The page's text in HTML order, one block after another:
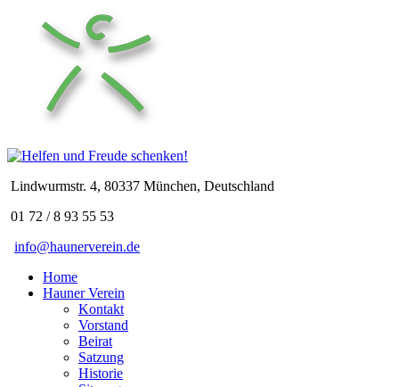
Lindwurmstr. 4, 80337 München, Deutschland
01 72 / 8 93 55 53
info@haunerverein.de
Home
Hauner Verein
Kontakt
Vorstand
Beirat
Satzung
Historie